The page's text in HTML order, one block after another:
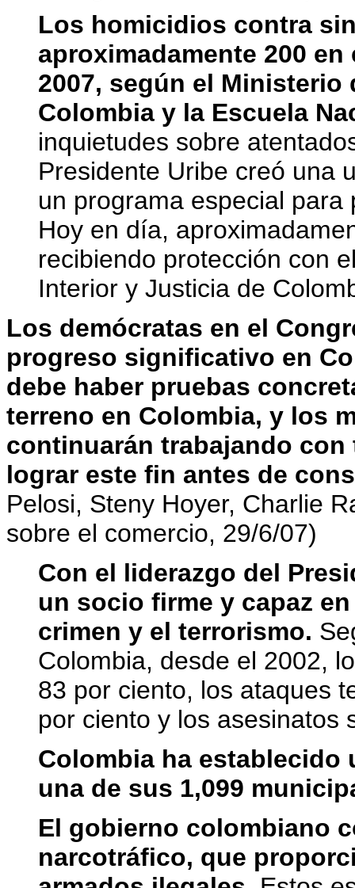
Los homicidios contra
aproximadamente 200 en
2007, según el
Colombia y la Escuela
inquietudes sobre
Presidente Uribe creó una
un programa especial
Hoy en día,
recibiendo protección con
Interior y Justicia de
Los demócratas en el
progreso significativo en
debe haber pruebas
terreno en Colombia, y los
continuarán trabajando
lograr este fin antes de
Pelosi, Steny Hoyer, Charlie
sobre el comercio, 29/6/07)
Con el liderazgo del
un socio firme y capaz
crimen y el terrorismo.
Colombia, desde el 2002,
83 por ciento, los ataques
por ciento y los asesinatos
Colombia ha establecido
una de sus 1,099
El gobierno colombiano
narcotráfico, que